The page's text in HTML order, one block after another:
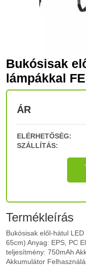
Bukósisak
lámpákkal
ÁR
ELÉRHETŐSÉG:
SZÁLLÍTÁS:
Termékleírás
Bukósisak elől-hátul
65cm) Anyag: EPS, PC
teljesítmény: 750mAh
Akkumulátor